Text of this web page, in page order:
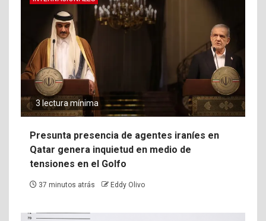
3 lectura mínima
Presunta presencia de agentes iraníes en
Qatar genera inquietud en medio de
tensiones en el Golfo
37 minutos atrás Eddy Olivo